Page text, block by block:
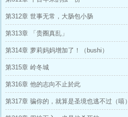
第312章 世事无常，大肠包小肠
第313章 「贵圈真乱」
第314章 萝莉妈妈增加了！（bushi）
第315章 岭冬城
第316章 他的志向不止於此
第317章 骗你的，就算是圣境也逃不过（嘻）